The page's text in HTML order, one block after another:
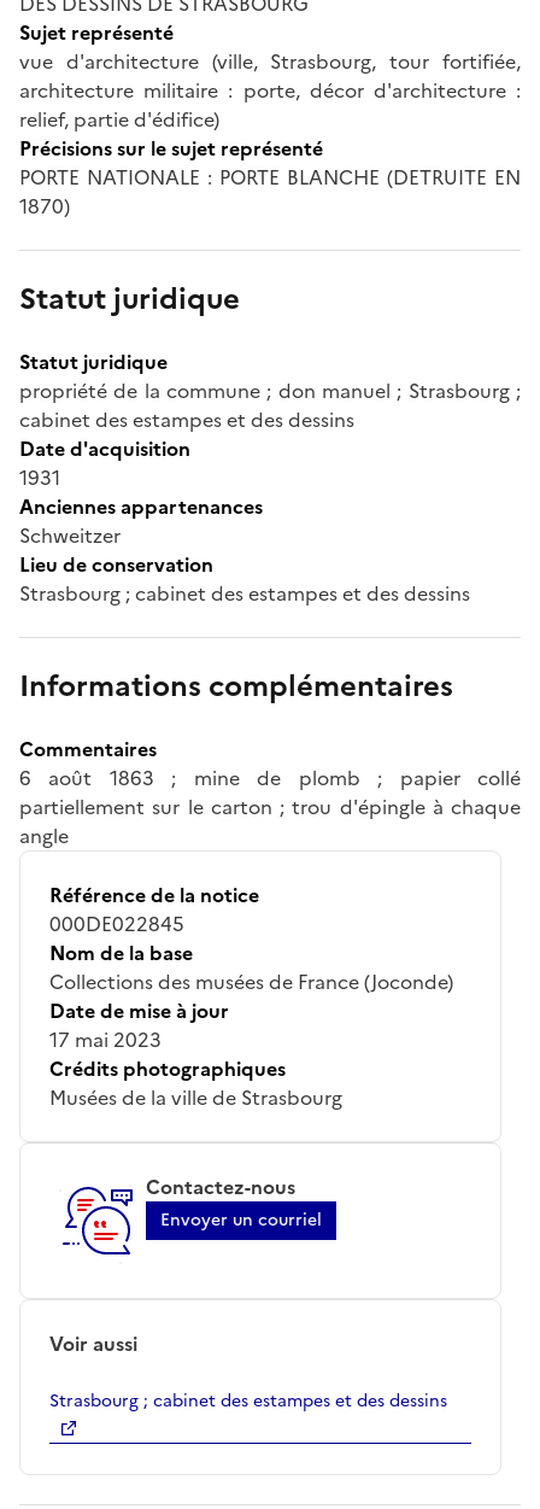
Sujet représenté
vue d'architecture (ville, Strasbourg, tour fortifiée,
architecture militaire : porte, décor d'architecture :
relief, partie d'édifice)
Précisions sur le sujet représenté
PORTE NATIONALE : PORTE BLANCHE (DETRUITE EN
1870)
Statut juridique
Statut juridique
propriété de la commune ; don manuel ; Strasbourg ;
cabinet des estampes et des dessins
Date d'acquisition
1931
Anciennes appartenances
Schweitzer
Lieu de conservation
Strasbourg ; cabinet des estampes et des dessins
Informations complémentaires
Commentaires
6 août 1863 ; mine de plomb ; papier collé
partiellement sur le carton ; trou d'épingle à chaque
angle
Référence de la notice
000DE022845
Nom de la base
Collections des musées de France (Joconde)
Date de mise à jour
17 mai 2023
Crédits photographiques
Musées de la ville de Strasbourg
Contactez-nous
Envoyer un courriel
Voir aussi
Strasbourg ; cabinet des estampes et des dessins